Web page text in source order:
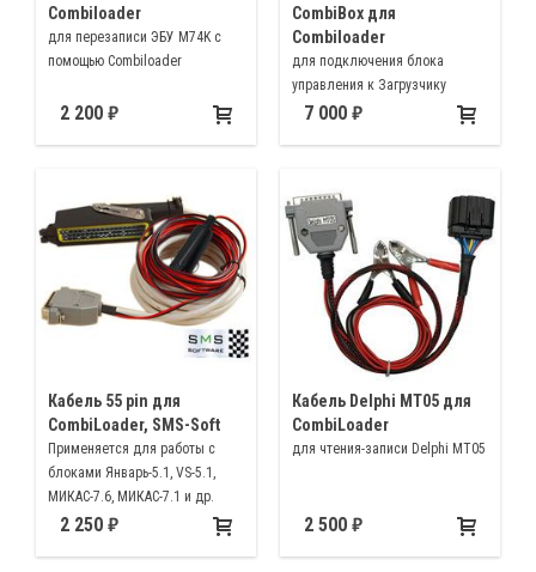
Combiloader
для перезаписи ЭБУ М74K с
помощью Combiloader
2 200
CombiBox для
Combiloader
для подключения блока
управления к Загрузчику
Combiloader и адаптеру DIALink
сигналов BOOT, CNF1.
7 000
Кабель 55 pin для
CombiLoader, SMS-Soft
Применяется для работы с
блоками Январь-5.1, VS-5.1,
МИКАС-7.6, МИКАС-7.1 и др.
2 250
Кабель Delphi MT05 для
CombiLoader
для чтения-записи Delphi MT05
2 500